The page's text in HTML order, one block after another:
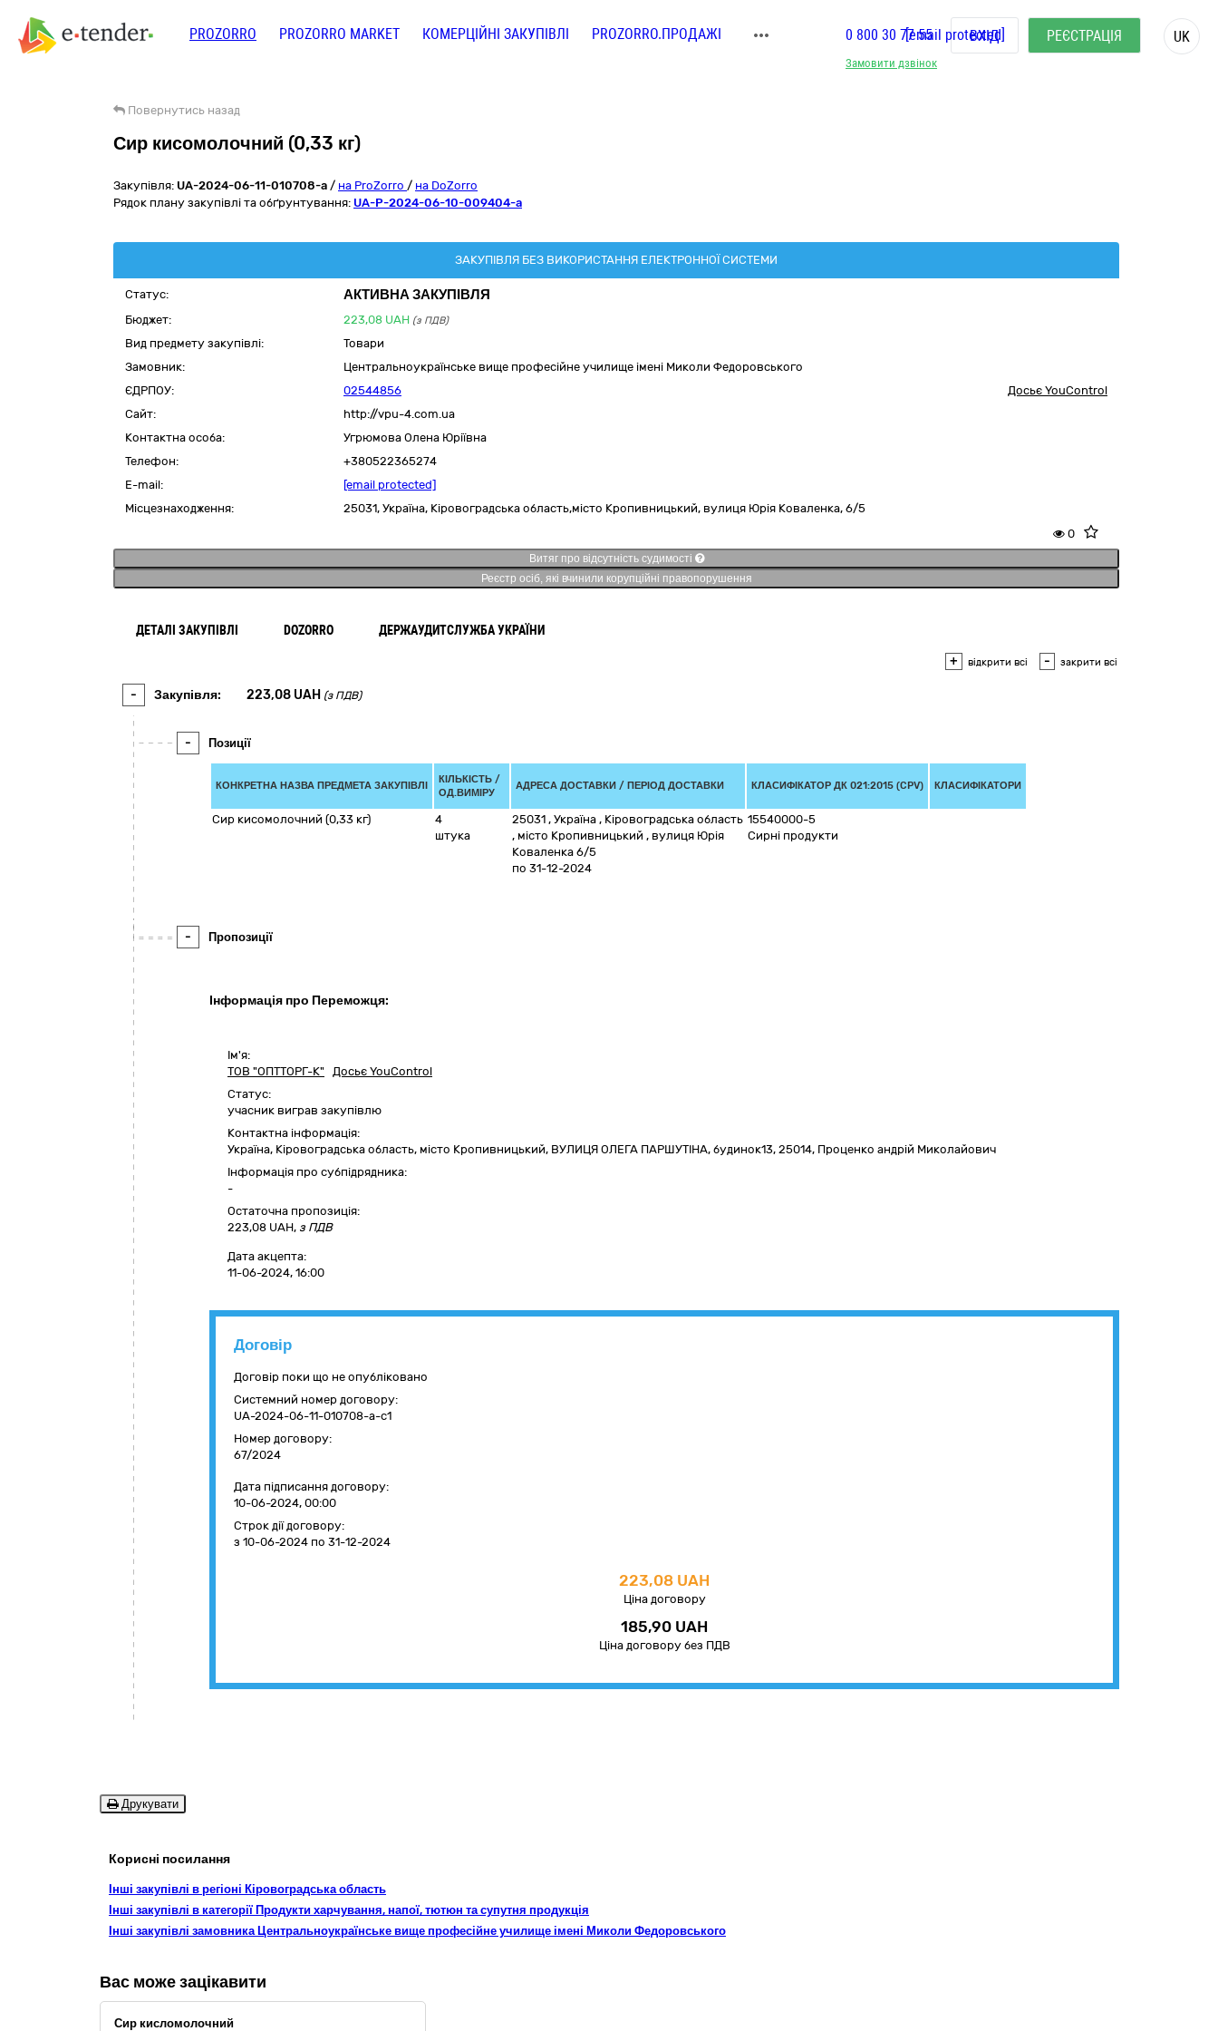
PROZORRO PROZORRO MARKET КОМЕРЦІЙНІ ЗАКУПІВЛІ PROZORRO.ПРОДАЖІ
Замовити дзвінок
0 800 30 77 55[email protected]
ВХІД РЕЄСТРАЦІЯ UK
Повернутись назад
Сир кисомолочний (0,33 кг)
Закупівля: UA-2024-06-11-010708-a / на ProZorro / на DoZorro
Рядок плану закупівлі та обґрунтування: UA-P-2024-06-10-009404-a
ЗАКУПІВЛЯ БЕЗ ВИКОРИСТАННЯ ЕЛЕКТРОННОЇ СИСТЕМИ
Статус: АКТИВНА ЗАКУПІВЛЯ
Бюджет: 223,08 UAH (з ПДВ)
Вид предмету закупівлі:
Товари
Замовник:
Центральноукраїнське вище професійне училище імені Миколи Федоровського
ЄДРПОУ:
02544856
Досьє YouControl
Сайт:
http://vpu-4.com.ua
Контактна особа:
Угрюмова Олена Юріївна
Телефон:
+380522365274
E-mail:
[email protected]
Місцезнаходження:
25031, Україна, Кіровоградська область,місто Кропивницький, вулиця Юрія Коваленка, 6/5
0
Витяг про відсутність судимості
Реєстр осіб, які вчинили корупційні правопорушення
ДЕТАЛІ ЗАКУПІВЛІ DOZORRO ДЕРЖАУДИТСЛУЖБА УКРАЇНИ
+ відкрити всі - закрити всі
- Закупівля: 223,08 UAH (з ПДВ)
- Позиції
КОНКРЕТНА НАЗВА ПРЕДМЕТА ЗАКУПІВЛІ
КІЛЬКІСТЬ /
ОД.ВИМІРУ
АДРЕСА ДОСТАВКИ / ПЕРІОД ДОСТАВКИ КЛАСИФІКАТОР ДК 021:2015 (CPV) КЛАСИФІКАТОРИ
Сир кисомолочний (0,33 кг)
4
штука
25031 , Україна , Кіровоградська область
, місто Кропивницький , вулиця Юрія
Коваленка 6/5
по 31-12-2024
15540000-5
Сирні продукти
- Пропозиції
Інформація про Переможця:
Ім'я:
ТОВ "ОПТТОРГ-К" Досьє YouControl
Статус:
учасник виграв закупівлю
Контактна інформація:
Україна, Кіровоградська область, місто Кропивницький, ВУЛИЦЯ ОЛЕГА ПАРШУТІНА, будинок13, 25014, Проценко андрій Миколайович
Інформація про субпідрядника:
-
Остаточна пропозиція:
223,08 UAH, з ПДВ
Дата акцепта:
11-06-2024, 16:00
Договір
Договір поки що не опубліковано
Системний номер договору:
UA-2024-06-11-010708-a-c1
Номер договору:
67/2024
Дата підписання договору:
10-06-2024, 00:00
Строк дії договору:
з 10-06-2024 по 31-12-2024
223,08 UAH
Ціна договору
185,90 UAH
Ціна договору без ПДВ
Друкувати
Корисні посилання
Інші закупівлі в регіоні Кіровоградська область
Інші закупівлі в категорії Продукти харчування, напої, тютюн та супутня продукція
Інші закупівлі замовника Центральноукраїнське вище професійне училище імені Миколи Федоровського
Вас може зацікавити
Сир кисломолочний